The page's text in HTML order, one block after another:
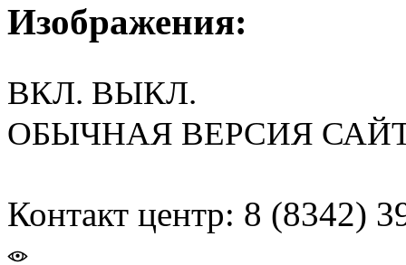
Изображения:
ВКЛ. ВЫКЛ.
ОБЫЧНАЯ ВЕРСИЯ
Контакт центр: 8 (8342)